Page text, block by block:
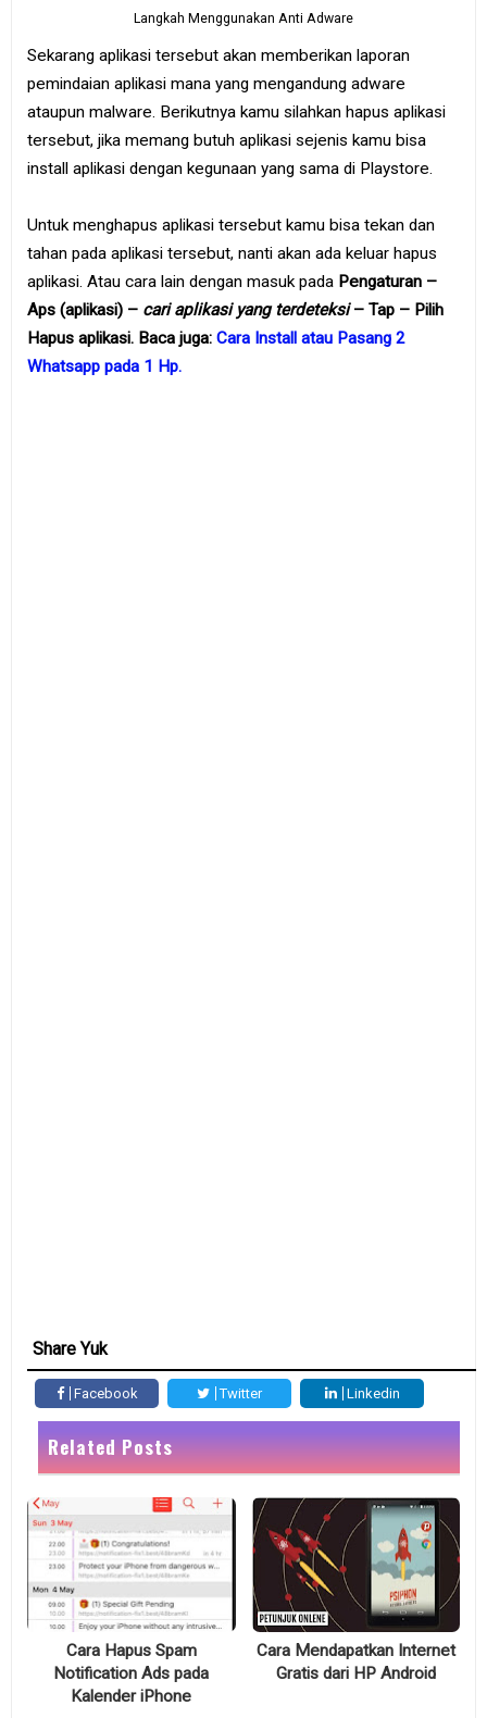
Langkah Menggunakan Anti Adware
Sekarang aplikasi tersebut akan memberikan laporan
pemindaian aplikasi mana yang mengandung adware
ataupun malware. Berikutnya kamu silahkan hapus aplikasi
tersebut, jika memang butuh aplikasi sejenis kamu bisa
install aplikasi dengan kegunaan yang sama di Playstore.
Untuk menghapus aplikasi tersebut kamu bisa tekan dan
tahan pada aplikasi tersebut, nanti akan ada keluar hapus
aplikasi. Atau cara lain dengan masuk pada Pengaturan –
Aps (aplikasi) – cari aplikasi yang terdeteksi– Tap – Pilih
Hapus aplikasi. Baca juga: Cara Install atau Pasang 2
Whatsapp pada 1 Hp.
Share Yuk
Facebook Twitter Linkedin
Related Posts
Cara Hapus Spam
Notification Ads pada
Kalender iPhone
Cara Mendapatkan Internet
Gratis dari HP Android